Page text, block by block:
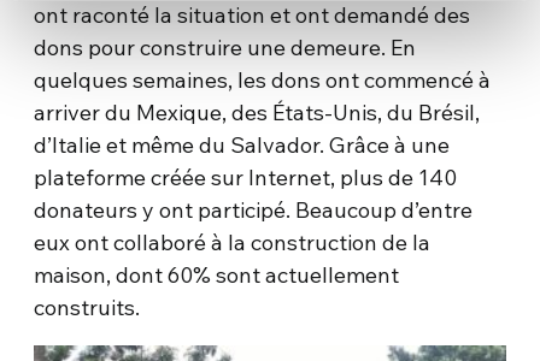
ont raconté la situation et ont demandé des
dons pour construire une demeure. En
quelques semaines, les dons ont commencé à
arriver du Mexique, des États-Unis, du Brésil,
d’Italie et même du Salvador. Grâce à une
plateforme créée sur Internet, plus de 140
donateurs y ont participé. Beaucoup d’entre
eux ont collaboré à la construction de la
maison, dont 60% sont actuellement
construits.